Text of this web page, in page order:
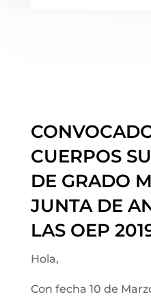
CUERPOS
DE GRADO
JUNTA DE
LAS OEP
Hola,
Con fecha 10 de